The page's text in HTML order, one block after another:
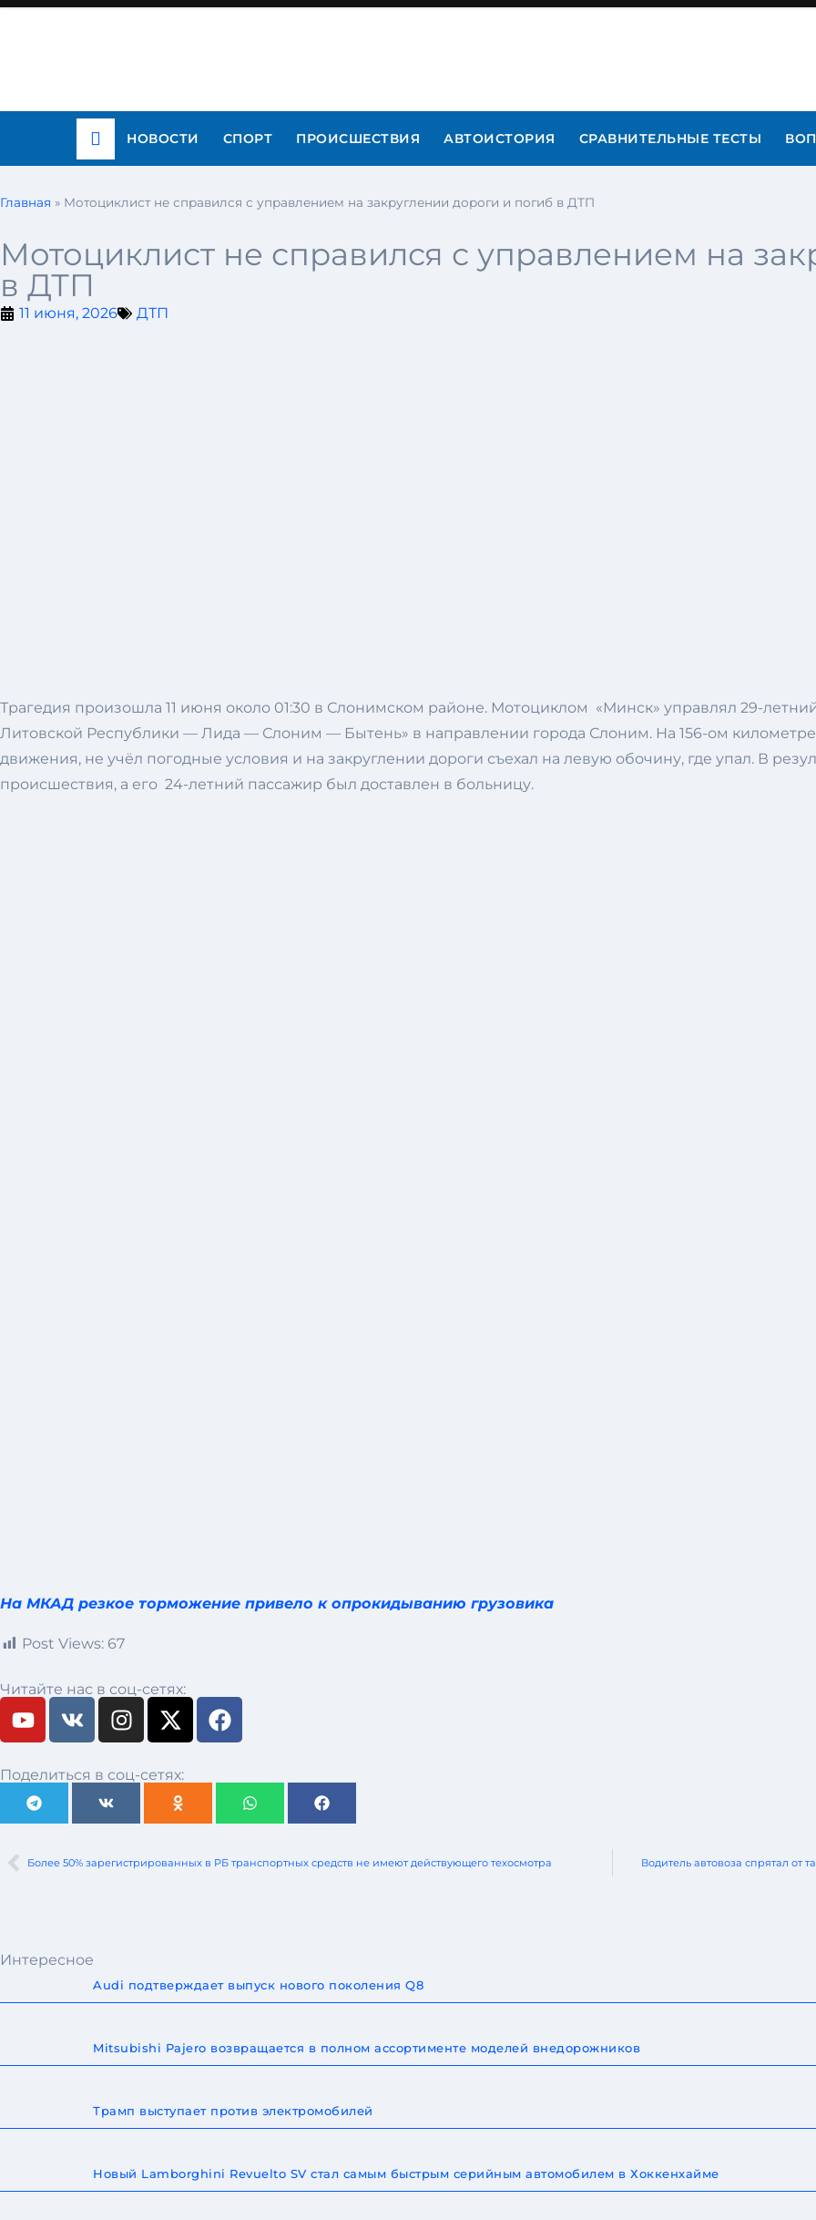
НОВОСТИ СПОРТ ПРОИСШЕСТВИЯ АВТОИСТОРИЯ СРАВНИТЕЛЬНЫЕ ТЕСТЫ
Главная » Мотоциклист не справился с управлением на закруглении дороги и погиб в ДТП
Мотоциклист не справился с управлением на
в ДТП
11 июня, 2026 ДТП
Трагедия произошла 11 июня около 01:30 в Слонимском районе. Мотоциклом «Минск» управлял 29-
Литовской Республики — Лида — Слоним — Бытень» в направлении города Слоним. На 156-ом
движения, не учёл погодные условия и на закруглении дороги съехал на левую обочину, где упал. В
происшествия, а его 24-летний пассажир был доставлен в больницу.
На МКАД резкое торможение привело к опрокидыванию грузовика
Post Views: 67
Читайте нас в соц-сетях:
Поделиться в соц-сетях:
Более 50% зарегистрированных в РБ транспортных средств не имеют действующего техосмотра Водитель автовоза спрятал
Интересное
Audi подтверждает выпуск нового поколения Q8
Mitsubishi Pajero возвращается в полном ассортименте моделей внедорожников
Трамп выступает против электромобилей
Новый Lamborghini Revuelto SV стал самым быстрым серийным автомобилем в Хоккенхайме